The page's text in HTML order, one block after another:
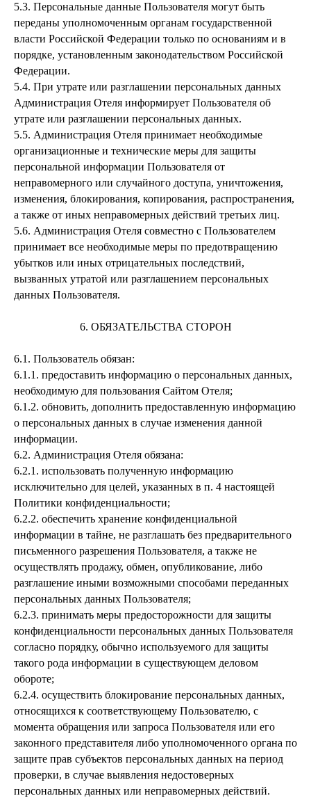
5.3. Персональные данные Пользователя могут быть
переданы уполномоченным органам государственной
власти Российской Федерации только по основаниям и в
порядке, установленным законодательством Российской
Федерации.
5.4. При утрате или разглашении персональных данных
Администрация Отеля информирует Пользователя об
утрате или разглашении персональных данных.
5.5. Администрация Отеля принимает необходимые
организационные и технические меры для защиты
персональной информации Пользователя от
неправомерного или случайного доступа, уничтожения,
изменения, блокирования, копирования, распространения,
а также от иных неправомерных действий третьих лиц.
5.6. Администрация Отеля совместно с Пользователем
принимает все необходимые меры по предотвращению
убытков или иных отрицательных последствий,
вызванных утратой или разглашением персональных
данных Пользователя.
6. ОБЯЗАТЕЛЬСТВА СТОРОН
6.1. Пользователь обязан:
6.1.1. предоставить информацию о персональных данных,
необходимую для пользования Сайтом Отеля;
6.1.2. обновить, дополнить предоставленную информацию
о персональных данных в случае изменения данной
информации.
6.2. Администрация Отеля обязана:
6.2.1 . использовать полученную информацию
исключительно для целей, указанных в п. 4 настоящей
Политики конфиденциальности;
6.2.2. обеспечить хранение конфиденциальной
информации в тайне, не разглашать без предварительного
письменного разрешения Пользователя, а также не
осуществлять продажу, обмен, опубликование, либо
разглашение иными возможными способами переданных
персональных данных Пользователя;
6.2.3. принимать меры предосторожности для защиты
конфиденциальности персональных данных Пользователя
согласно порядку, обычно используемого для защиты
такого рода информации в существующем деловом
обороте;
6.2.4. осуществить блокирование персональных данных,
относящихся к соответствующему Пользователю, с
момента обращения или запроса Пользователя или его
законного представителя либо уполномоченного органа по
защите прав субъектов персональных данных на период
проверки, в случае выявления недостоверных
персональных данных или неправомерных действий.